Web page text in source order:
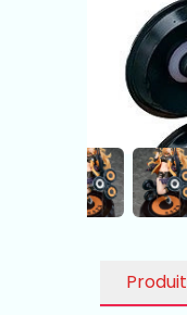
Produit